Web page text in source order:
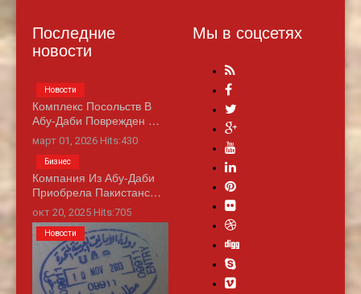
Последние
новости
Комплекс Посольств В
Абу-Даби Поврежден …
март 01, 2026 Hits:430
Новости
Компания Из Абу-Даби
Приобрела Пакистанс…
окт 20, 2025 Hits:705
Бизнес
Новости
Мы в соцсетях